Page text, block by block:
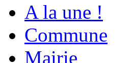
A la une !
Commune
Mairie